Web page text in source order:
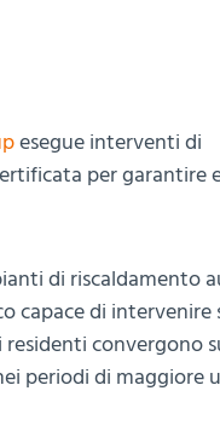
esegue interventi di
per garantire
di riscaldamento
capace di intervenire
residenti convergono
periodi di maggiore